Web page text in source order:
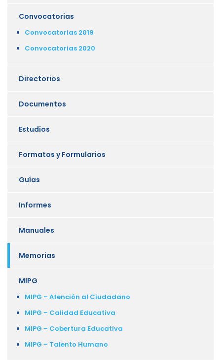
Convocatorias
Convocatorias 2019
Convocatorias 2020
Directorios
Documentos
Estudios
Formatos y Formularios
Guías
Informes
Manuales
Memorias
MIPG
MIPG – Atención al Ciudadano
MIPG – Calidad Educativa
MIPG – Cobertura Educativa
MIPG – Talento Humano